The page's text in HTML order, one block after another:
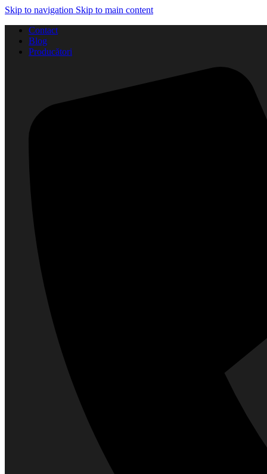
Skip to navigation Skip to main content
Contact
Blog
Producători